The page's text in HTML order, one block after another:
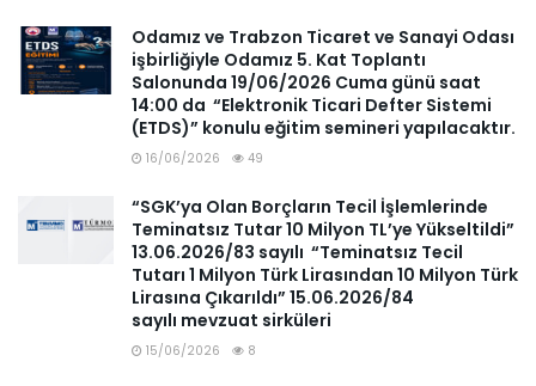
Odamız ve Trabzon Ticaret ve Sanayi Odası
işbirliğiyle Odamız 5. Kat Toplantı
Salonunda 19/06/2026 Cuma günü saat
14:00 da “Elektronik Ticari Defter Sistemi
(ETDS)” konulu eğitim semineri yapılacaktır.
16/06/2026 49
“SGK’ya Olan Borçların Tecil İşlemlerinde
Teminatsız Tutar 10 Milyon TL’ye Yükseltildi”
13.06.2026/83 sayılı “Teminatsız Tecil
Tutarı 1 Milyon Türk Lirasından 10 Milyon Türk
Lirasına Çıkarıldı” 15.06.2026/84
sayılı mevzuat sirküleri
15/06/2026 8